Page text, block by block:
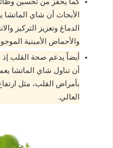
الأبحاث أن شاي
الدماغ وتعزيز التركيز
والأحماض الأمينية
أيضاً يدعم صحة القلب
أن تناول شاي الماتشا
بأمراض القلب، مثل
العالي.